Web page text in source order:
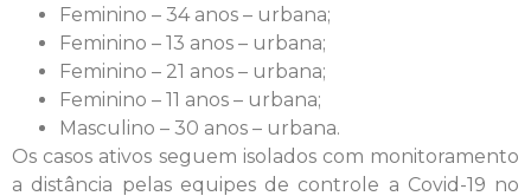
Feminino – 34 anos – urbana;
Feminino – 13 anos – urbana;
Feminino – 21 anos – urbana;
Feminino – 11 anos – urbana;
Masculino – 30 anos – urbana.
Os casos ativos seguem isolados com monitoramento
a distância pelas equipes de controle a Covid-19 no